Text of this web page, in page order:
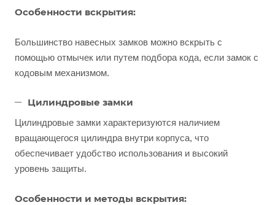
Особенности вскрытия:
Большинство навесных замков можно вскрыть с
помощью отмычек или путем подбора кода, если замок с
кодовым механизмом.
Цилиндровые замки
Цилиндровые замки характеризуются наличием
вращающегося цилиндра внутри корпуса, что
обеспечивает удобство использования и высокий
уровень защиты.
Особенности и методы вскрытия: